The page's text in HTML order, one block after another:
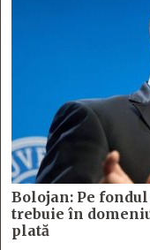
Bolojan: Pe
trebuie în
plată